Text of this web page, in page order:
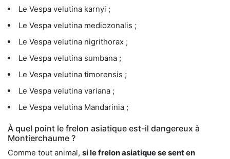
Le Vespa velutina karnyi ;
Le Vespa velutina mediozonalis ;
Le Vespa velutina nigrithorax ;
Le Vespa velutina sumbana ;
Le Vespa velutina timorensis ;
Le Vespa velutina variana ;
Le Vespa velutina Mandarinia ;
À quel point le frelon asiatique est-il dangereux à
Montierchaume ?
Comme tout animal, si le frelon asiatique se sent en